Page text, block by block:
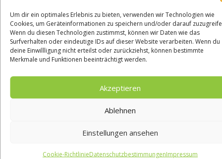
Um dir ein optimales Erlebnis zu bieten, verwenden wir Technologien wie
Cookies, um Geräteinformationen zu speichern und/oder darauf
Wenn du diesen Technologien zustimmst, können wir Daten wie das
Surfverhalten oder eindeutige IDs auf dieser Website verarbeiten. Wenn du
deine Einwillligung nicht erteilst oder zurückziehst, können bestimmte
Merkmale und Funktionen beeinträchtigt werden.
Akzeptieren
Ablehnen
Einstellungen ansehen
Cookie-RichtlinieDatenschutzbestimmungenImpressum
Rezept: Deichlammrücken in der
gefüllten Poveraden